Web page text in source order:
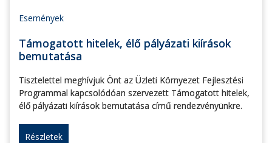
Események
Támogatott hitelek, élő pályázati kiírások
bemutatása
Tisztelettel meghívjuk Önt az Üzleti Környezet Fejlesztési
Programmal kapcsolódóan szervezett Támogatott hitelek,
élő pályázati kiírások bemutatása című rendezvényünkre.
Részletek